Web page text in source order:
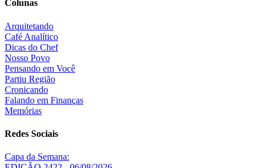
Colunas
Arquitetando
Café Analítico
Dicas do Chef
Nosso Povo
Pensando em Você
Partiu Região
Cronicando
Falando em Finanças
Memórias
Redes Sociais
Capa da Semana: